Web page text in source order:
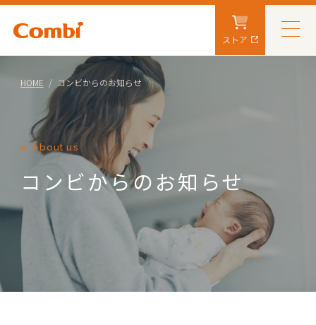
ストア
HOME コンビからのお知らせ
About us
コンビからのお知らせ